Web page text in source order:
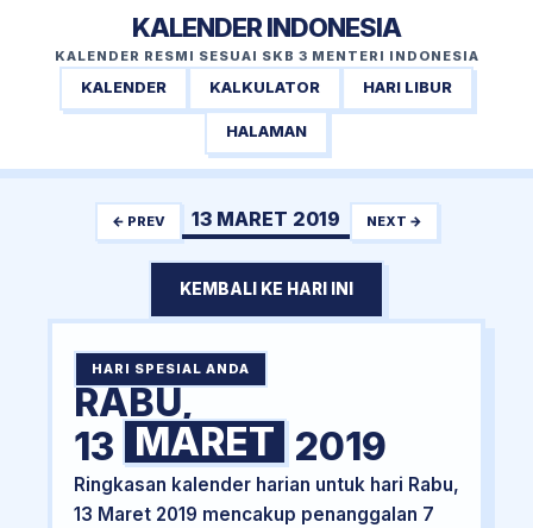
KALENDER INDONESIA
KALENDER RESMI SESUAI SKB 3 MENTERI INDONESIA
KALENDER KALKULATOR HARI LIBUR
HALAMAN
← PREV 13 MARET 2019 NEXT →
KEMBALI KE HARI INI
HARI SPESIAL ANDA
RABU,
13 MARET 2019
Ringkasan kalender harian untuk hari Rabu,
13 Maret 2019 mencakup penanggalan 7